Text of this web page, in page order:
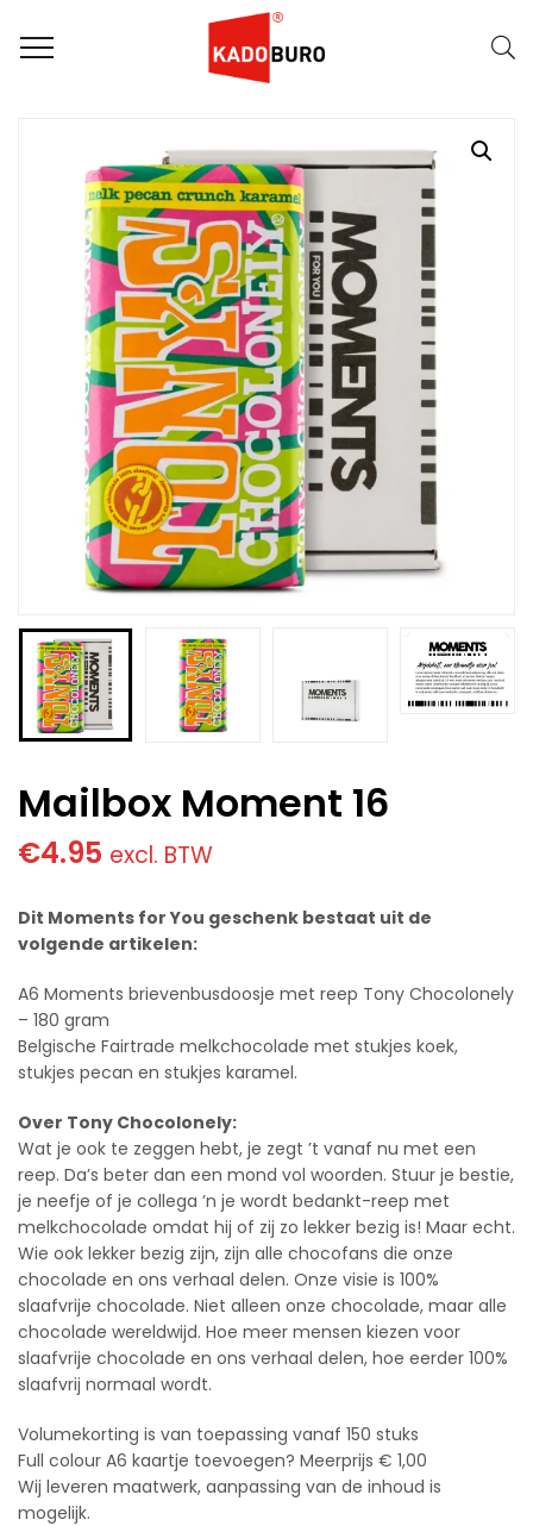
Home
Moments for you pakketten
Mailbox Moment 16
€4.95 excl. BTW
Dit Moments for You geschenk bestaat uit de
volgende artikelen:
A6 Moments brievenbusdoosje met reep Tony Chocolonely
– 180 gram
Belgische Fairtrade melkchocolade met stukjes koek,
stukjes pecan en stukjes karamel.
Over Tony Chocolonely:
Wat je ook te zeggen hebt, je zegt ’t vanaf nu met een
reep. Da’s beter dan een mond vol woorden. Stuur je bestie,
je neefje of je collega ’n je wordt bedankt-reep met
melkchocolade omdat hij of zij zo lekker bezig is! Maar echt.
Wie ook lekker bezig zijn, zijn alle chocofans die onze
chocolade en ons verhaal delen. Onze visie is 100%
slaafvrije chocolade. Niet alleen onze chocolade, maar alle
chocolade wereldwijd. Hoe meer mensen kiezen voor
slaafvrije chocolade en ons verhaal delen, hoe eerder 100%
slaafvrij normaal wordt.
Volumekorting is van toepassing vanaf 150 stuks
Full colour A6 kaartje toevoegen? Meerprijs € 1,00
Wij leveren maatwerk, aanpassing van de inhoud is
mogelijk.